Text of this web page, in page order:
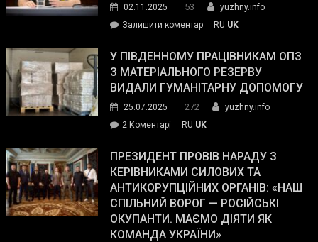
02.11.2025 53
yuzhny.info
Залишити коментарon
завойовує
симпатії
виборців
The
Street
Journal.
RU UK
У ПІВДЕННОМУ ПРАЦІВНИКАМ ОПЗ
З МАТЕРІАЛЬНОГО РЕЗЕРВУ
ВИДАЛИ ГУМАНІТАРНУ ДОПОМОГУ
25.07.2025 272
yuzhny.info
2 Коментарі
Південному
працівникам
ОПЗ
з
матеріального
резерву
RU UK
ПРЕЗИДЕНТ ПРОВІВ НАРАДУ З
КЕРІВНИКАМИ СИЛОВИХ ТА
АНТИКОРУПЦІЙНИХ ОРГАНІВ: «НАШ
СПІЛЬНИЙ ВОРОГ — РОСІЙСЬКІ
ОКУПАНТИ. МАЄМО ДІЯТИ ЯК
КОМАНДА УКРАЇНИ»